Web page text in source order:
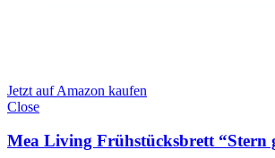
Jetzt auf Amazon kaufen
Close
Mea Living Frühstücksbrett “Stern